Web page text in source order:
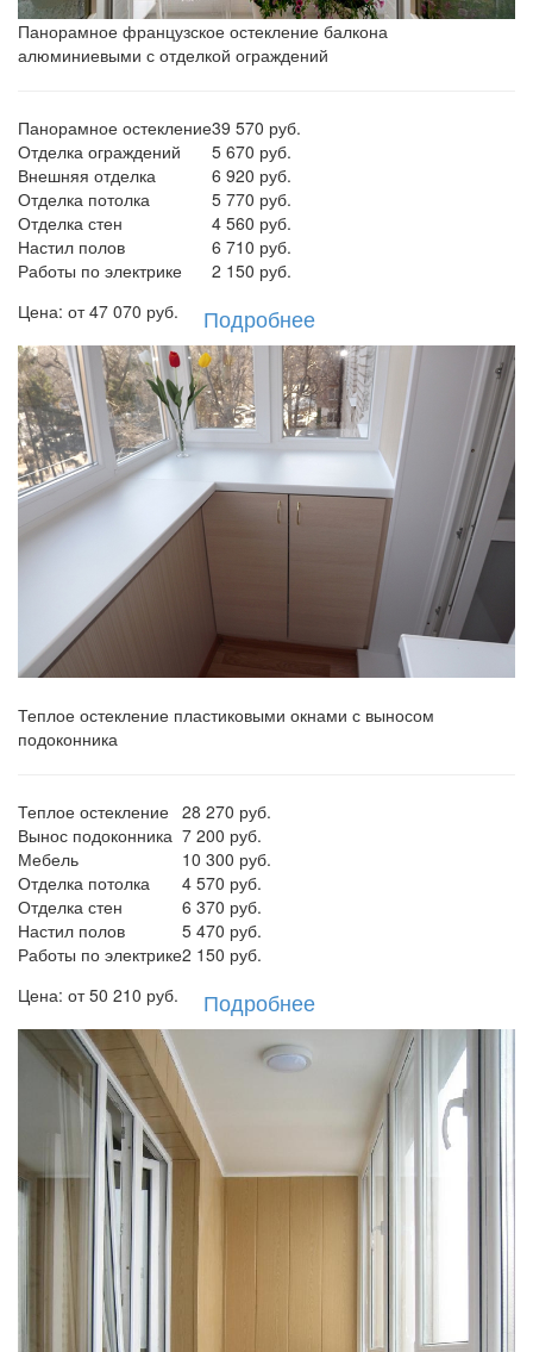
Панорамное французское остекление балкона
алюминиевыми с отделкой ограждений
Панорамное остекление39 570 руб.
Отделка ограждений
5 670 руб.
Внешняя отделка
6 920 руб.
Отделка потолка
5 770 руб.
Отделка стен
4 560 руб.
Настил полов
6 710 руб.
Работы по электрике
2 150 руб.
Цена: от47 070 руб. Подробнее
Теплое остекление пластиковыми окнами с выносом
подоконника
Теплое остекление 28 270 руб.
Вынос подоконника 7 200 руб.
Мебель
10 300 руб.
Отделка потолка
4 570 руб.
Отделка стен
6 370 руб.
Настил полов
5 470 руб.
Работы по электрике2 150 руб.
Цена: от50 210 руб. Подробнее